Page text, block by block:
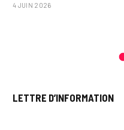
4 JUIN 2026
LETTRE D’INFORMATION